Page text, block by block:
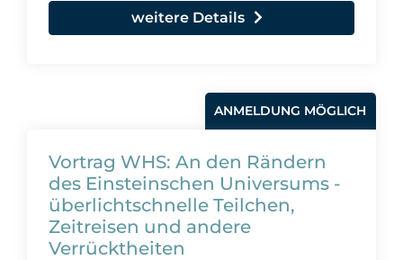
weitere Details
ANMELDUNG MÖGLICH
Vortrag WHS: An den Rändern
des Einsteinschen Universums -
überlichtschnelle Teilchen,
Zeitreisen und andere
Verrücktheiten